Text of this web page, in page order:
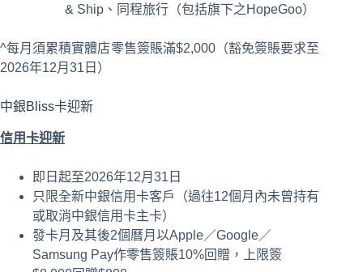
& Ship、同程旅行（包括旗下之HopeGoo）
^每月須累積實體店零售簽賬滿$2,000（豁免簽賬要求至
2026年12月31日）
中銀Bliss卡迎新
信用卡迎新
即日起至2026年12月31日
只限全新中銀信用卡客戶（過往12個月內未曾持有
或取消中銀信用卡主卡）
發卡月及其後2個曆月以Apple／Google／
Samsung Pay作零售簽賬10%回贈，上限簽